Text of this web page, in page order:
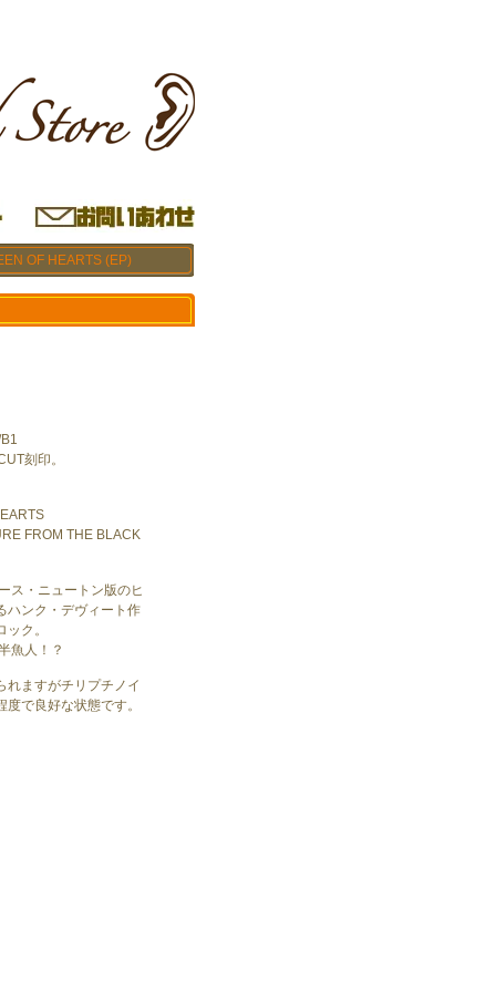
OF HEARTS (EP)
刻印。
FROM THE BLACK
ス・ニュートン版のヒ
ハンク・デヴィート作
ク。
魚人！？
れますがチリプチノイ
度で良好な状態です。